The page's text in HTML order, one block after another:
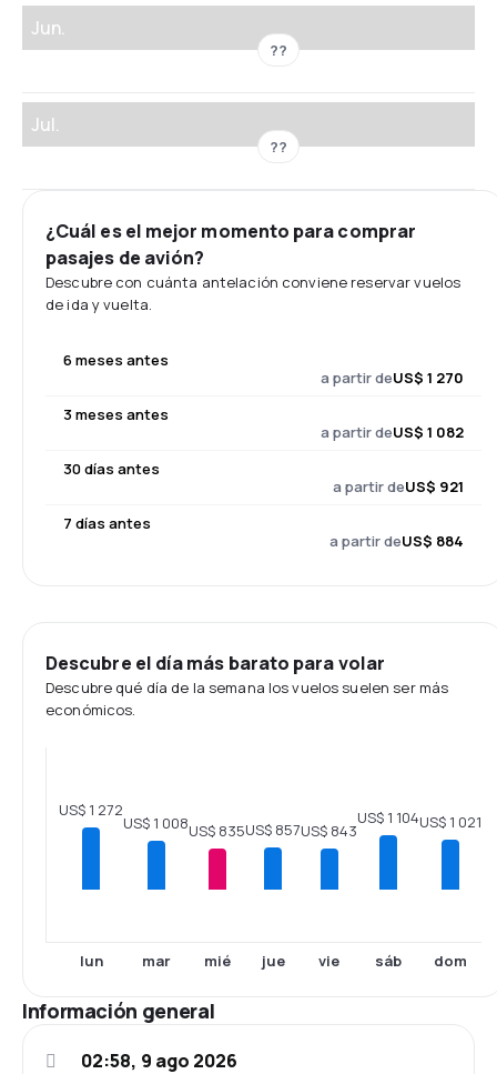
Jun.
??
Jul.
??
¿Cuál es el mejor momento para comprar
pasajes de avión?
Descubre con cuánta antelación conviene reservar vuelos
de ida y vuelta.
6 meses antes
a partir deUS$ 1 270
3 meses antes
a partir deUS$ 1 082
30 días antes
a partir deUS$ 921
7 días antes
a partir deUS$ 884
Descubre el día más barato para volar
Descubre qué día de la semana los vuelos suelen ser más
económicos.
US$ 1 272
lun
US$ 1 008
mar
US$ 835
mié
US$ 857
jue
US$ 843
vie
US$ 1 104
sáb
US$ 1 021
dom
Información general
02:58, 9 ago 2026